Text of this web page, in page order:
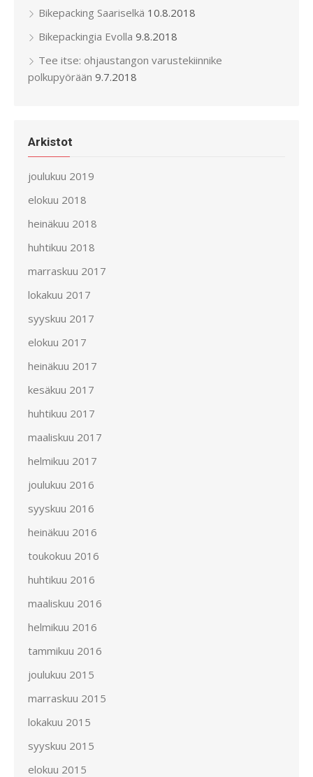
Bikepacking Saariselkä 10.8.2018
Bikepackingia Evolla 9.8.2018
Tee itse: ohjaustangon varustekiinnike
polkupyörään 9.7.2018
Arkistot
joulukuu 2019
elokuu 2018
heinäkuu 2018
huhtikuu 2018
marraskuu 2017
lokakuu 2017
syyskuu 2017
elokuu 2017
heinäkuu 2017
kesäkuu 2017
huhtikuu 2017
maaliskuu 2017
helmikuu 2017
joulukuu 2016
syyskuu 2016
heinäkuu 2016
toukokuu 2016
huhtikuu 2016
maaliskuu 2016
helmikuu 2016
tammikuu 2016
joulukuu 2015
marraskuu 2015
lokakuu 2015
syyskuu 2015
elokuu 2015